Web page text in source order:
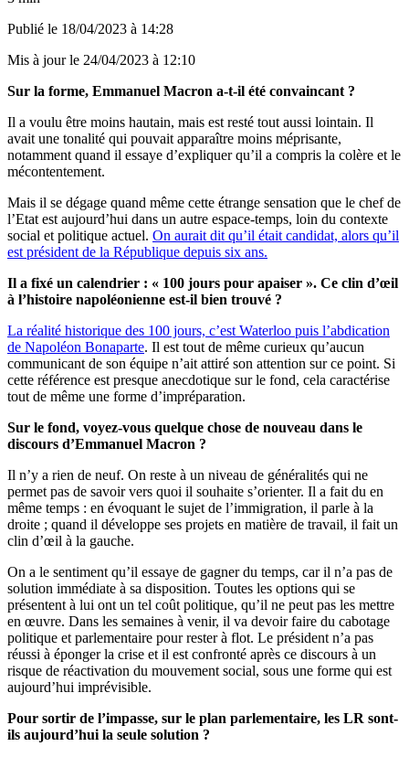
Publié le 18/04/2023 à 14:28
Mis à jour le 24/04/2023 à 12:10
Sur la forme, Emmanuel Macron a-t-il été convaincant ?
Il a voulu être moins hautain, mais est resté tout aussi lointain. Il
avait une tonalité qui pouvait apparaître moins méprisante,
notamment quand il essaye d’expliquer qu’il a compris la colère et le
mécontentement.
Mais il se dégage quand même cette étrange sensation que le chef de
l’Etat est aujourd’hui dans un autre espace-temps, loin du contexte
social et politique actuel. On aurait dit qu’il était candidat, alors qu’il
est président de la République depuis six ans.
Il a fixé un calendrier : « 100 jours pour apaiser ». Ce clin d’œil
à l’histoire napoléonienne est-il bien trouvé ?
La réalité historique des 100 jours, c’est Waterloo puis l’abdication
de Napoléon Bonaparte. Il est tout de même curieux qu’aucun
communicant de son équipe n’ait attiré son attention sur ce point. Si
cette référence est presque anecdotique sur le fond, cela caractérise
tout de même une forme d’impréparation.
Sur le fond, voyez-vous quelque chose de nouveau dans le
discours d’Emmanuel Macron ?
Il n’y a rien de neuf. On reste à un niveau de généralités qui ne
permet pas de savoir vers quoi il souhaite s’orienter. Il a fait du en
même temps : en évoquant le sujet de l’immigration, il parle à la
droite ; quand il développe ses projets en matière de travail, il fait un
clin d’œil à la gauche.
On a le sentiment qu’il essaye de gagner du temps, car il n’a pas de
solution immédiate à sa disposition. Toutes les options qui se
présentent à lui ont un tel coût politique, qu’il ne peut pas les mettre
en œuvre. Dans les semaines à venir, il va devoir faire du cabotage
politique et parlementaire pour rester à flot. Le président n’a pas
réussi à éponger la crise et il est confronté après ce discours à un
risque de réactivation du mouvement social, sous une forme qui est
aujourd’hui imprévisible.
Pour sortir de l’impasse, sur le plan parlementaire, les LR sont-
ils aujourd’hui la seule solution ?